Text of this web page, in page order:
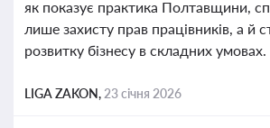
як показує практика Полтавщини,
лише захисту прав працівників, а й
розвитку бізнесу в складних умовах.
LIGA ZAKON, 23 січня 2026